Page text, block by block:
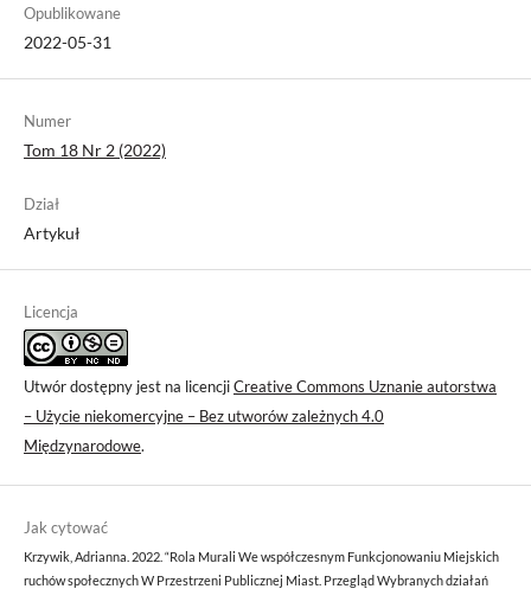
Opublikowane
2022-05-31
Numer
Tom 18 Nr 2 (2022)
Dział
Artykuł
Licencja
Utwór dostępny jest na licencjiCreative Commons Uznanie autorstwa
– Użycie niekomercyjne – Bez utworów zależnych 4.0
Międzynarodowe.
Jak cytować
Krzywik, Adrianna. 2022. “Rola Murali We współczesnym Funkcjonowaniu Miejskich
ruchów społecznych W Przestrzeni Publicznej Miast. Przegląd Wybranych działań